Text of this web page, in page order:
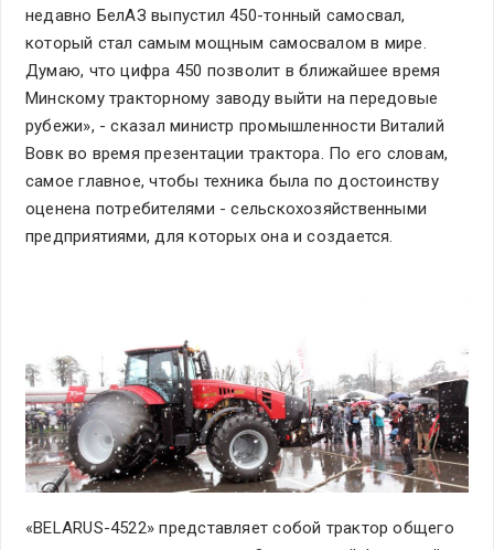
недавно БелАЗ выпустил 450-тонный самосвал,
который стал самым мощным самосвалом в мире.
Думаю, что цифра 450 позволит в ближайшее время
Минскому тракторному заводу выйти на передовые
рубежи», - сказал министр промышленности Виталий
Вовк во время презентации трактора. По его словам,
самое главное, чтобы техника была по достоинству
оценена потребителями - сельскохозяйственными
предприятиями, для которых она и создается.
«BELARUS-4522» представляет собой трактор общего